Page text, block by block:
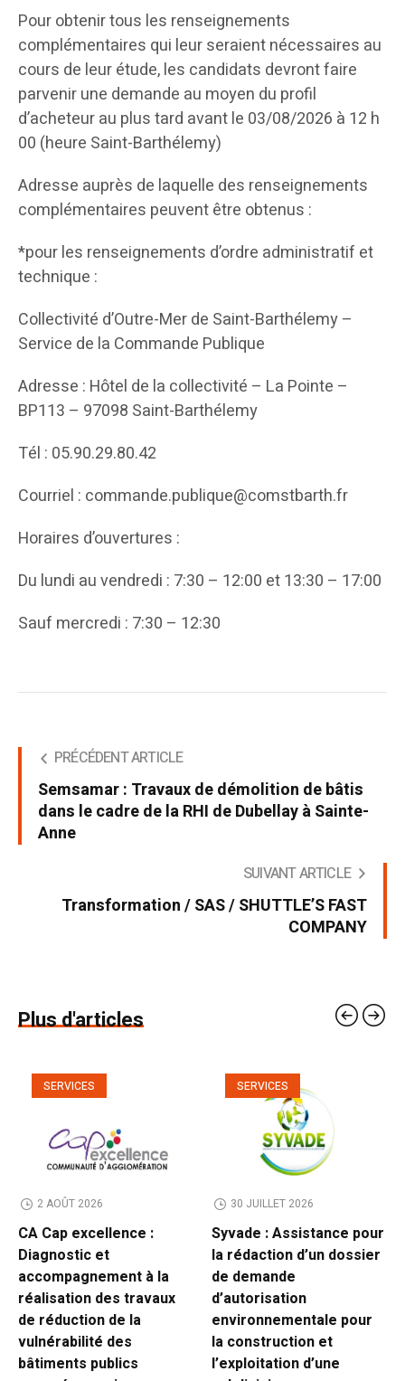
Pour obtenir tous les renseignements
complémentaires qui leur seraient nécessaires au
cours de leur étude, les candidats devront faire
parvenir une demande au moyen du profil
d’acheteur au plus tard avant le 03/08/2026 à 12 h
00 (heure Saint-Barthélemy)
Adresse auprès de laquelle des renseignements
complémentaires peuvent être obtenus :
*pour les renseignements d’ordre administratif et
technique :
Collectivité d’Outre-Mer de Saint-Barthélemy –
Service de la Commande Publique
Adresse : Hôtel de la collectivité – La Pointe –
BP113 – 97098 Saint-Barthélemy
Tél : 05.90.29.80.42
Courriel : commande.publique@comstbarth.fr
Horaires d’ouvertures :
Du lundi au vendredi : 7:30 – 12:00 et 13:30 – 17:00
Sauf mercredi : 7:30 – 12:30
PRÉCÉDENT ARTICLE
Semsamar : Travaux de démolition de bâtis
dans le cadre de la RHI de Dubellay à Sainte-
Anne
SUIVANT ARTICLE
Transformation / SAS / SHUTTLE’S FAST
COMPANY
Plus d'articles
SERVICES
2 AOÛT 2026
CA Cap excellence :
Diagnostic et
accompagnement à la
réalisation des travaux
de réduction de la
vulnérabilité des
bâtiments publics
SERVICES
30 JUILLET 2026
Syvade : Assistance pour
la rédaction d’un dossier
de demande
d’autorisation
environnementale pour
la construction et
l’exploitation d’une